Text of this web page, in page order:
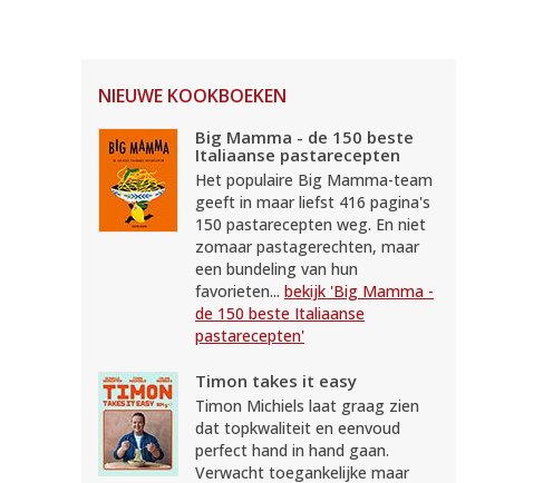
NIEUWE KOOKBOEKEN
Big Mamma - de 150 beste
Italiaanse pastarecepten
Het populaire Big Mamma-team
geeft in maar liefst 416 pagina's
150 pastarecepten weg. En niet
zomaar pastagerechten, maar
een bundeling van hun
favorieten... bekijk 'Big Mamma -
de 150 beste Italiaanse
pastarecepten'
Timon takes it easy
Timon Michiels laat graag zien
dat topkwaliteit en eenvoud
perfect hand in hand gaan.
Verwacht toegankelijke maar